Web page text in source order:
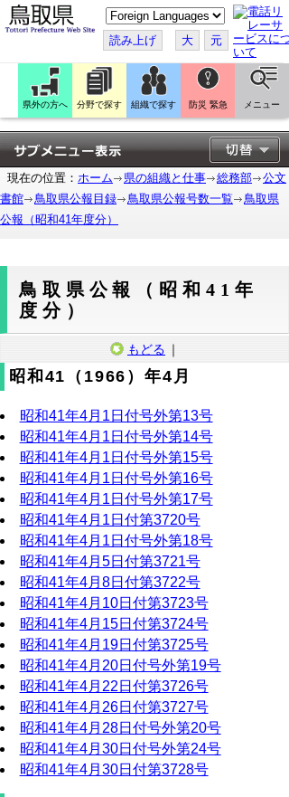
こ
の
ペ
ー
ジ
翻
訳
す
る
読み上げ 大 元
県外の方へ 分野で探す 組織で探す 防災 緊急 メニュー
現在の位置： ホーム 県の組織と仕事 総務部
公文
書館
鳥取県公報目録 鳥取県公報号数一覧
鳥取県
公報（昭和41年度分）
鳥取県公報（昭和41年
度分）
もどる ｜
昭和41（1966）年4月
昭和41年4月1日付号外第13号
昭和41年4月1日付号外第14号
昭和41年4月1日付号外第15号
昭和41年4月1日付号外第16号
昭和41年4月1日付号外第17号
昭和41年4月1日付第3720号
昭和41年4月1日付号外第18号
昭和41年4月5日付第3721号
昭和41年4月8日付第3722号
昭和41年4月10日付第3723号
昭和41年4月15日付第3724号
昭和41年4月19日付第3725号
昭和41年4月20日付号外第19号
昭和41年4月22日付第3726号
昭和41年4月26日付第3727号
昭和41年4月28日付号外第20号
昭和41年4月30日付号外第24号
昭和41年4月30日付第3728号